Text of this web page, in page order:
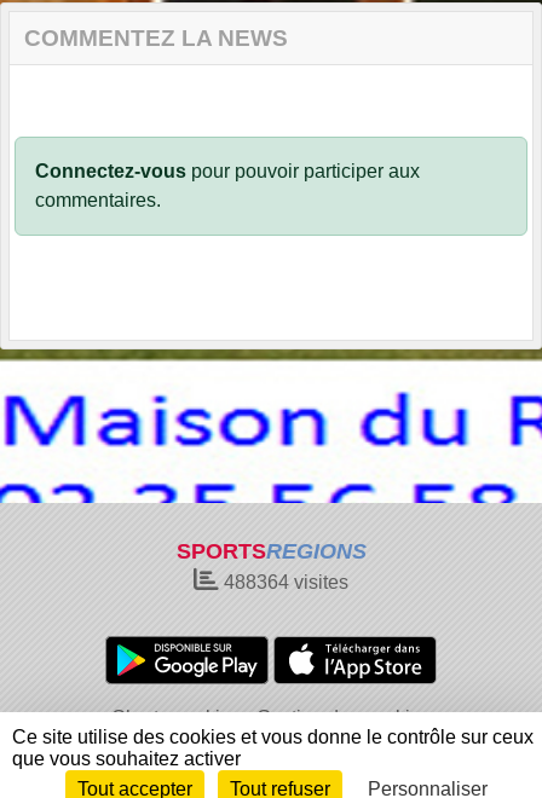
COMMENTEZ LA NEWS
Connectez-vous pour pouvoir participer aux
commentaires.
SPORTSREGIONS
488364 visites
Charte cookies
Gestion des cookies
Informations légales
Signaler un contenu inapproprié
Envie de participer ? Connexion
Ce site utilise des cookies et vous donne le contrôle sur ceux
que vous souhaitez activer
Tout accepter
Tout refuser Personnaliser